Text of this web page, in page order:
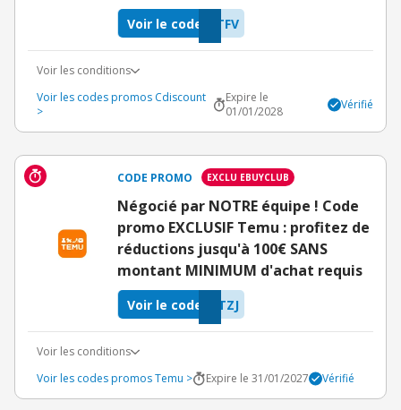
TFV
Voir le code
Voir les conditions
Voir les codes promos Cdiscount
>
Expire le
01/01/2028
Vérifié
CODE PROMO EXCLU EBUYCLUB
Négocié par NOTRE équipe ! Code
promo EXCLUSIF Temu : profitez de
réductions jusqu'à 100€ SANS
montant MINIMUM d'achat requis
TZJ
Voir le code
Voir les conditions
Voir les codes promos Temu >
Expire le 31/01/2027 Vérifié